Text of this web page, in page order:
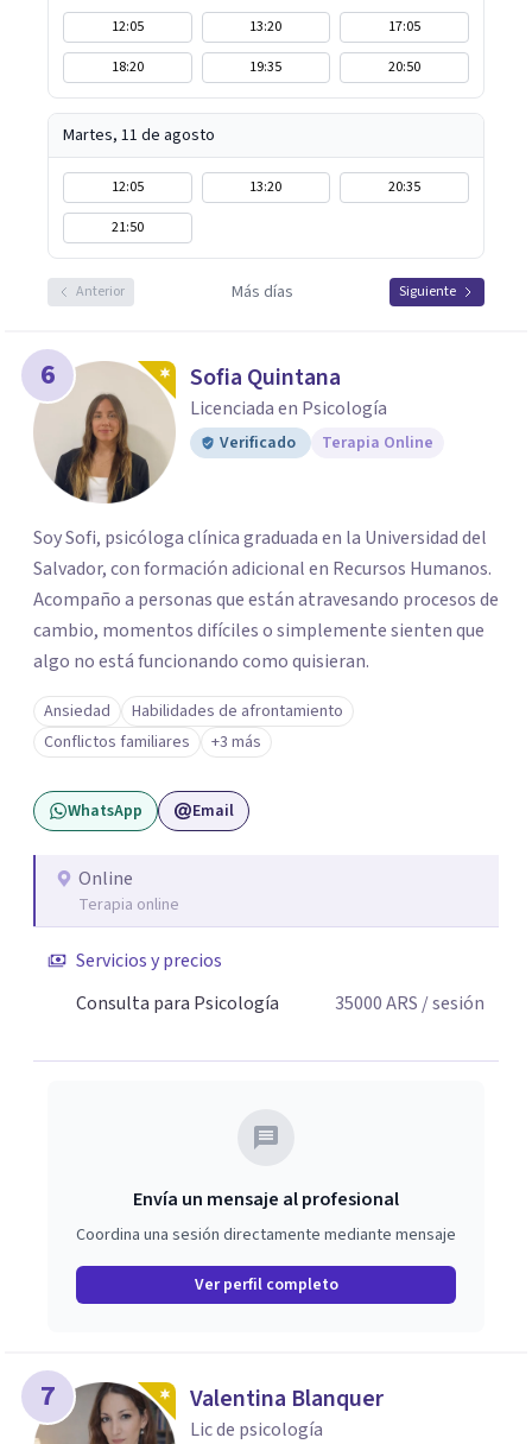
12:05 13:20
17:05
18:20
19:35 20:50
Martes, 11 de agosto
12:05 13:20
20:35
21:50
Anterior Más días Siguiente
6 Sofia Quintana
Licenciada en Psicología
Verificado Terapia Online
Soy Sofi, psicóloga clínica graduada en la Universidad del
Salvador, con formación adicional en Recursos Humanos.
Acompaño a personas que están atravesando procesos de
cambio, momentos difíciles o simplemente sienten que
algo no está funcionando como quisieran.
Ansiedad
Habilidades de afrontamiento
Conflictos familiares
+3 más
WhatsApp Email
Online
Terapia online
Servicios y precios
Consulta para Psicología
35000ARS / sesión
Envía un mensaje al profesional
Coordina una sesión directamente mediante mensaje
Ver perfil completo
7 Valentina Blanquer
Lic de psicología